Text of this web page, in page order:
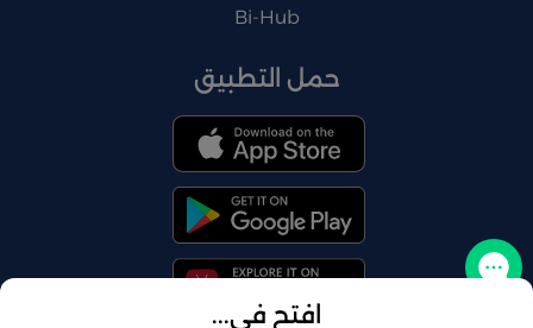
افتح في...
Bi-Hub
حمل التطبيق
تواصل معنا